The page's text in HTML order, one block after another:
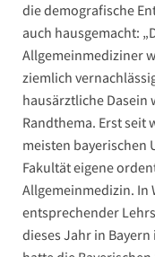
die demografische
auch hausgemacht:
Allgemeinmediziner
ziemlich
hausärztliche Dasein
Randthema. Erst seit
meisten bayerischen
Fakultät eigene
Allgemeinmedizin. In
entsprechender
dieses Jahr in